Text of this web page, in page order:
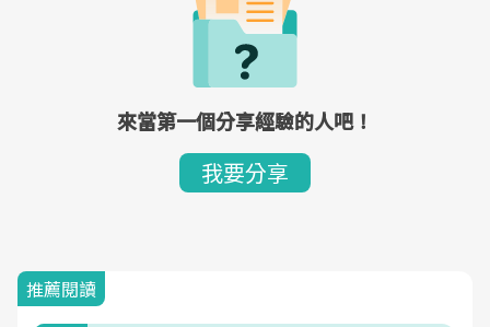
來當第一個分享經驗的人吧！
我要分享
推薦閱讀